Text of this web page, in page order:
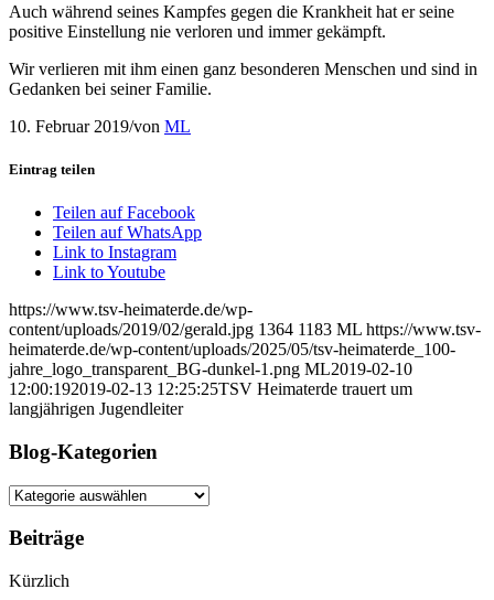
Auch während seines Kampfes gegen die Krankheit hat er seine
positive Einstellung nie verloren und immer gekämpft.
Wir verlieren mit ihm einen ganz besonderen Menschen und sind in
Gedanken bei seiner Familie.
10. Februar 2019/von ML
Eintrag teilen
Teilen auf Facebook
Teilen auf WhatsApp
Link to Instagram
Link to Youtube
https://www.tsv-heimaterde.de/wp-
content/uploads/2019/02/gerald.jpg 1364 1183 ML https://www.tsv-
heimaterde.de/wp-content/uploads/2025/05/tsv-heimaterde_100-
jahre_logo_transparent_BG-dunkel-1.png ML2019-02-10
12:00:192019-02-13 12:25:25TSV Heimaterde trauert um
langjährigen Jugendleiter
Blog-Kategorien
Blog-
Beiträge
Kürzlich